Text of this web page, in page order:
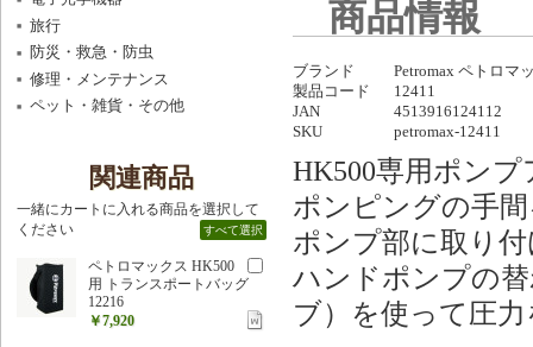
商品情報
ブランド
Petromax ペトロマ
製品コード
12411
JAN
4513916124112
SKU
petromax-12411
HK500専用ポン
ポンピングの手
ポンプ部に取り
ハンドポンプの
ブ）を使って圧
旅行
防災・救急・防虫
修理・メンテナンス
ペット・雑貨・その他
関連商品
一緒にカートに入れる商品を選択して
ください
すべて選択
ペトロマックス HK500
用 トランスポートバッグ
12216
￥7,920